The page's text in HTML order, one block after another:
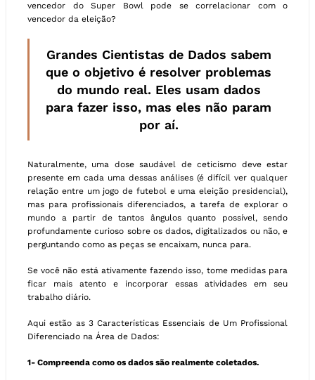
vencedor do Super Bowl pode se correlacionar com o
vencedor da eleição?
Grandes Cientistas de Dados sabem
que o objetivo é resolver problemas
do mundo real. Eles usam dados
para fazer isso, mas eles não param
por aí.
Naturalmente, uma dose saudável de ceticismo deve estar
presente em cada uma dessas análises (é difícil ver qualquer
relação entre um jogo de futebol e uma eleição presidencial),
mas para profissionais diferenciados, a tarefa de explorar o
mundo a partir de tantos ângulos quanto possível, sendo
profundamente curioso sobre os dados, digitalizados ou não, e
perguntando como as peças se encaixam, nunca para.
Se você não está ativamente fazendo isso, tome medidas para
ficar mais atento e incorporar essas atividades em seu
trabalho diário.
Aqui estão as 3 Características Essenciais de Um Profissional
Diferenciado na Área de Dados:
1- Compreenda como os dados são realmente coletados.